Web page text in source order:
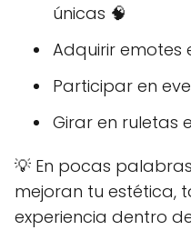
únicas 🧠
Adquirir emotes
Participar en
Girar en ruletas
💡 En pocas
mejoran tu estética,
experiencia dentro